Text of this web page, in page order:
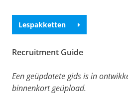
Lespakketten
Recruitment Guide
Een geüpdatete gids is in
binnenkort geüpload.